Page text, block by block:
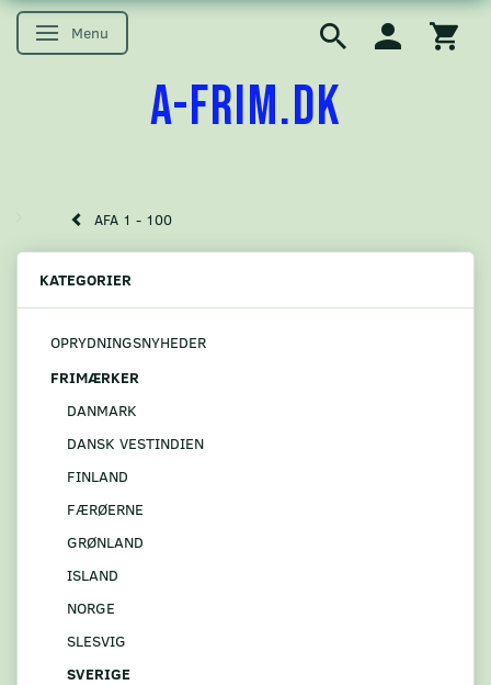
Skifte navigation
Menu
A-FRIM.DK
AFA 1 - 100
KATEGORIER
OPRYDNINGSNYHEDER
FRIMÆRKER
DANMARK
DANSK VESTINDIEN
FINLAND
FÆRØERNE
GRØNLAND
ISLAND
NORGE
SLESVIG
SVERIGE